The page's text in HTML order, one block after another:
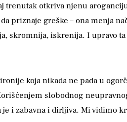
trenutak otkriva njenu
priznaje greške – ona menja
skromnija, iskrenija. I upravo
koja nikada ne pada u
slobodnog
zabavna i dirljiva. Mi vidimo